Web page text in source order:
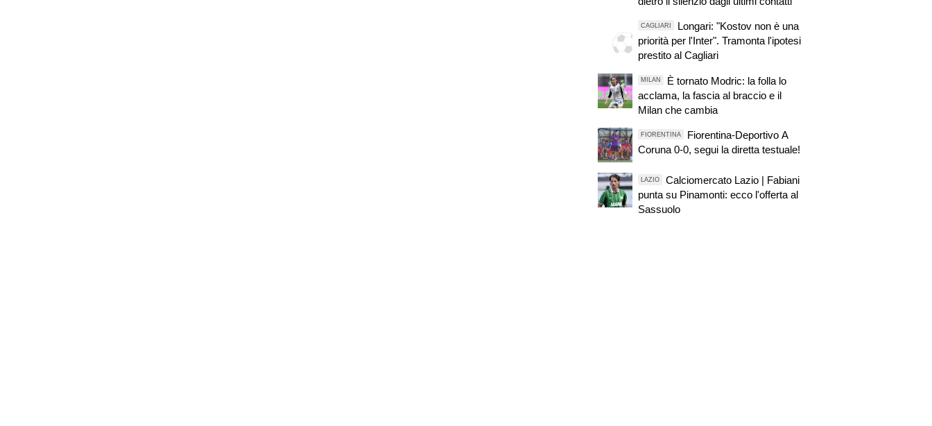
CAGLIARI
Longari: "Kostov non è una
priorità per l'Inter". Tramonta l'ipotesi
prestito al Cagliari
MILAN
È tornato Modric: la folla lo
acclama, la fascia al braccio e il
Milan che cambia
FIORENTINA
Fiorentina-Deportivo A
Coruna 0-0, segui la diretta testuale!
LAZIO
Calciomercato Lazio | Fabiani
punta su Pinamonti: ecco l'offerta al
Sassuolo